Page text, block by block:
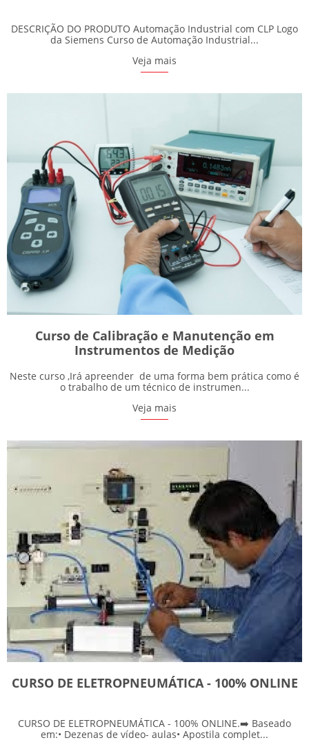
DESCRIÇÃO DO PRODUTO Automação Industrial com CLP Logo
da Siemens Curso de Automação Industrial...
Veja mais
Curso de Calibração e Manutenção em
Instrumentos de Medição
Neste curso ,Irá apreender de uma forma bem prática como é
o trabalho de um técnico de instrumen...
Veja mais
CURSO DE ELETROPNEUMÁTICA - 100% ONLINE
CURSO DE ELETROPNEUMÁTICA - 100% ONLINE.➡️ Baseado
em:• Dezenas de vídeo- aulas• Apostila complet...